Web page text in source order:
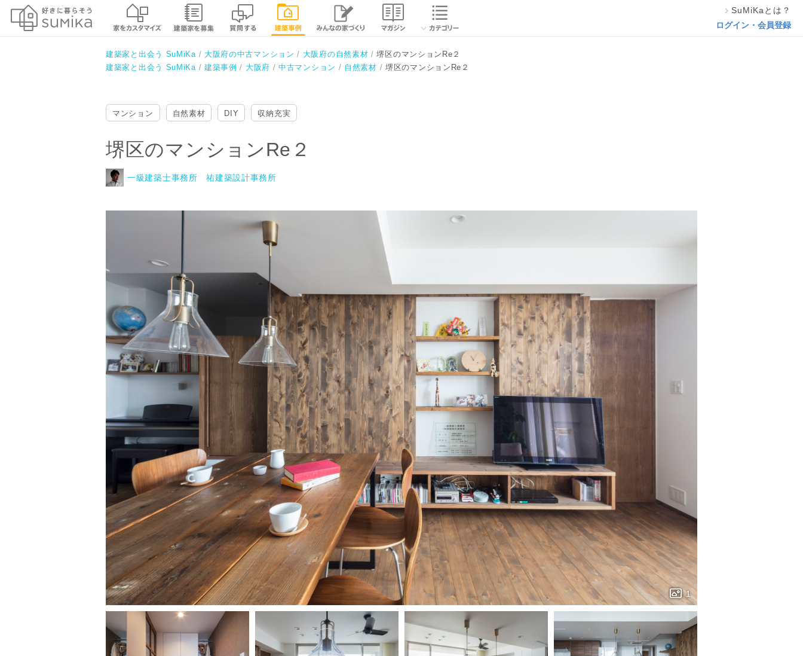
閉じる
SuMiKaとは？
ログイン・会員登録
建築家と出会う SuMiKa 大阪府の中古マンション 大阪府の自然素材
堺区のマンションRe２
建築家と出会う SuMiKa
建築事例 大阪府 中古マンション 自然素材 堺区のマンションRe２
堺区のマンションRe２
一級建築士事務所 祐建築設計事務所
マンション 自然素材 DIY 収納充実
堺区のマンションRe２
一級建築士事務所 祐建築設計事務所